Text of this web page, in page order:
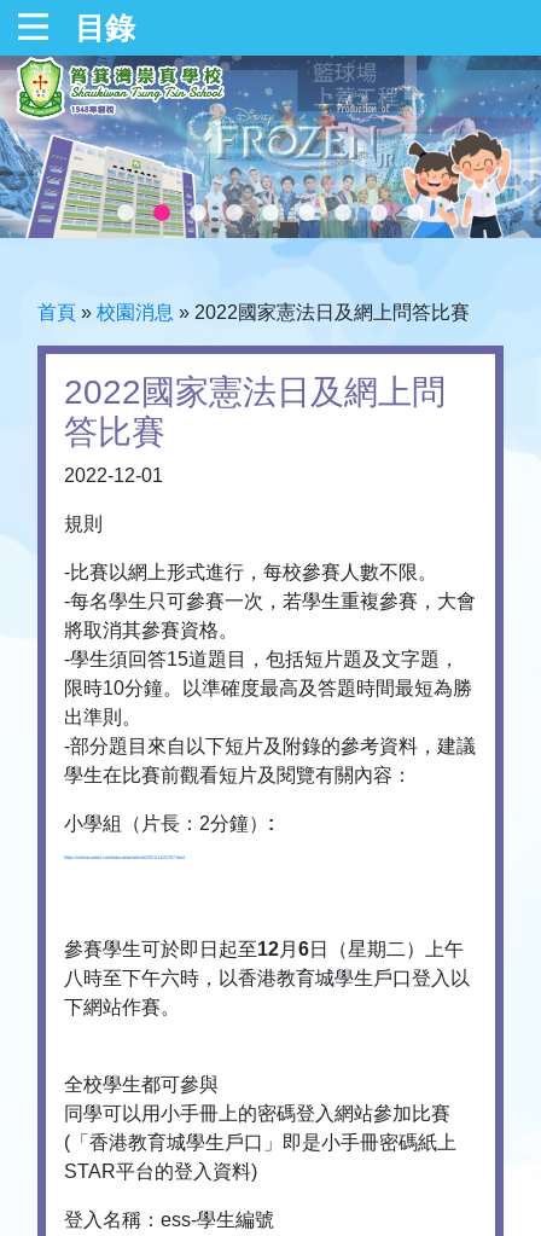
目錄
首頁 » 校園消息 » 2022國家憲法日及網上問答比賽
2022國家憲法日及網上問
答比賽
2022-12-01
規則
-比賽以網上形式進行，每校參賽人數不限。
-每名學生只可參賽一次，若學生重複參賽，大會
將取消其參賽資格。
-學生須回答15道題目，包括短片題及文字題，
限時10分鐘。以準確度最高及答題時間最短為勝
出準則。
-部分題目來自以下短片及附錄的參考資料，建議
學生在比賽前觀看短片及閱覽有關內容：
小學組（片長：2分鐘） :
https://chinacurrent.com/education/article/2021/11/22767.html
參賽學生可於即日起至12月 6日（星期二）上午
八時至下午六時，以香港教育城學生戶口登入以
下網站作賽。
全校學生都可參與
同學可以用小手冊上的密碼登入網站參加比賽
(「香港教育城學生戶口」即是小手冊密碼紙上
STAR平台的登入資料)
登入名稱：ess-學生編號